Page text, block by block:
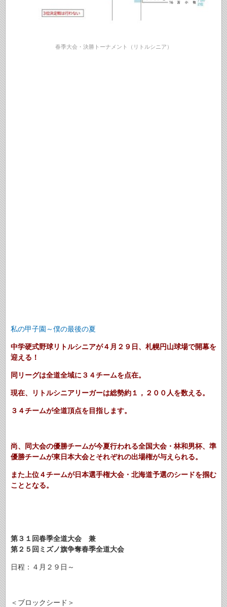
春季大会・決勝トーナメント（リトルシニア）
私の甲子園～僕の最後の夏
中学硬式野球リトルシニアが４月２９日、札幌円山球場で開幕を
迎える！
同リーグは全道全域に３４チームを点在。
現在、リトルシニアリーガーは総勢約１，２００人を数える。
３４チームが全道頂点を目指します。
尚、同大会の優勝チームが今夏行われる全国大会・林和男杯、準
優勝チームが東日本大会とそれぞれの出場権が与えられる。
また上位４チームが日本選手権大会・北海道予選のシードを掴む
こととなる。
第３１回春季全道大会 兼
第２５回ミズノ旗争奪春季全道大会
日程：４月２９日～
＜ブロックシード＞